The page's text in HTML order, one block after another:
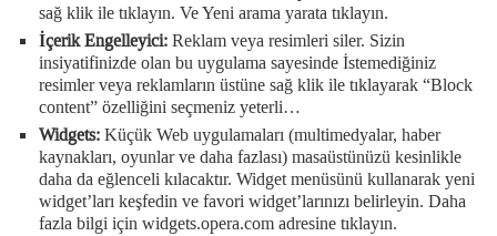
sağ klik ile tıklayın. Ve Yeni arama yarata tıklayın.
İçerik Engelleyici:Reklam veya resimleri siler. Sizin
insiyatifinizde olan bu uygulama sayesinde İstemediğiniz
resimler veya reklamların üstüne sağ klik ile tıklayarak “Block
content” özelliğini seçmeniz yeterli…
Widgets:Küçük Web uygulamaları (multimedyalar, haber
kaynakları, oyunlar ve daha fazlası) masaüstünüzü kesinlikle
daha da eğlenceli kılacaktır. Widget menüsünü kullanarak yeni
widget’ları keşfedin ve favori widget’larınızı belirleyin. Daha
fazla bilgi için widgets.opera.com adresine tıklayın.